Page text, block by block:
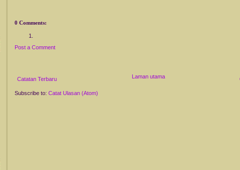
0 Comments:
Post a Comment
Catatan Terbaru Laman utama
Subscribe to: Catat Ulasan (Atom)